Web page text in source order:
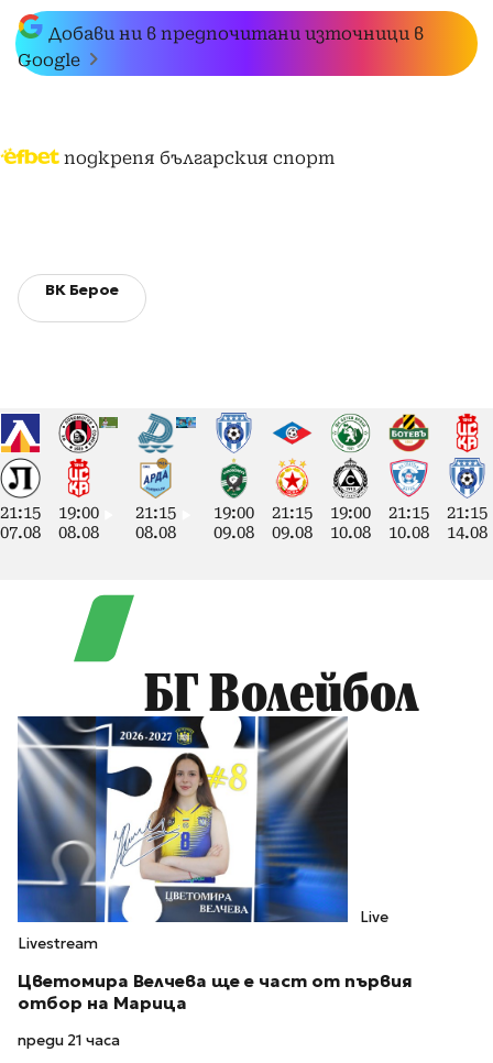
Добави ни в предпочитани източници в
Google
подкрепя българския спорт
ВК Берое
21:15
07.08
19:00
08.08
21:15
08.08
19:00
09.08
21:15
09.08
19:00
10.08
21:15
10.08
21:15
14.08
БГ Волейбол
Live
Livestream
Цветомира Велчева ще е част от първия
отбор на Марица
преди 21 часа